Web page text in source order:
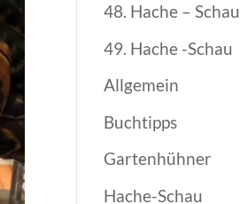
48. Hache – Schau
49. Hache -Schau
Allgemein
Buchtipps
Gartenhühner
Hache-Schau